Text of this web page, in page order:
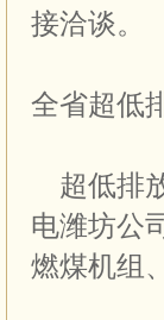
接洽谈。
全省超低
超低排
电潍坊公
燃煤机组